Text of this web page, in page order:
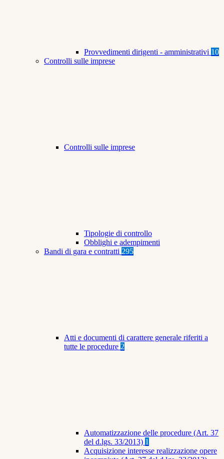
Provvedimenti dirigenti - amministrativi 10
Controlli sulle imprese
Controlli sulle imprese
Tipologie di controllo
Obblighi e adempimenti
Bandi di gara e contratti 295
Atti e documenti di carattere generale riferiti a
tutte le procedure 2
Automatizzazione delle procedure (Art. 37
del d.lgs. 33/2013) 1
Acquisizione interesse realizzazione opere